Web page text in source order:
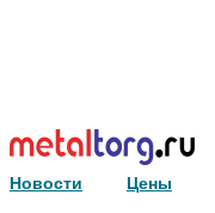
Новости Цены